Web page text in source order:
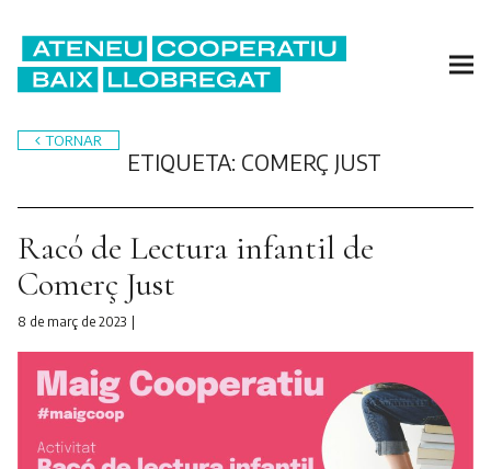
TORNAR
ETIQUETA: COMERÇ JUST
Racó de Lectura infantil de
Comerç Just
8 de març de 2023